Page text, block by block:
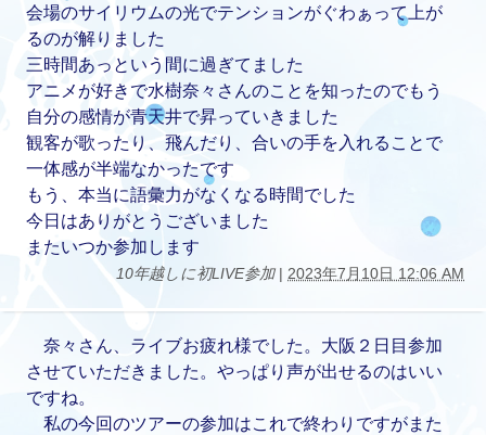
会場のサイリウムの光でテンションがぐわぁって上が
るのが解りました
三時間あっという間に過ぎてました
アニメが好きで水樹奈々さんのことを知ったのでもう
自分の感情が青天井で昇っていきました
観客が歌ったり、飛んだり、合いの手を入れることで
一体感が半端なかったです
もう、本当に語彙力がなくなる時間でした
今日はありがとうございました
またいつか参加します
10年越しに初LIVE参加| 2023年7月10日 12:06 AM
奈々さん、ライブお疲れ様でした。大阪２日目参加
させていただきました。やっぱり声が出せるのはいい
ですね。
私の今回のツアーの参加はこれで終わりですがまた